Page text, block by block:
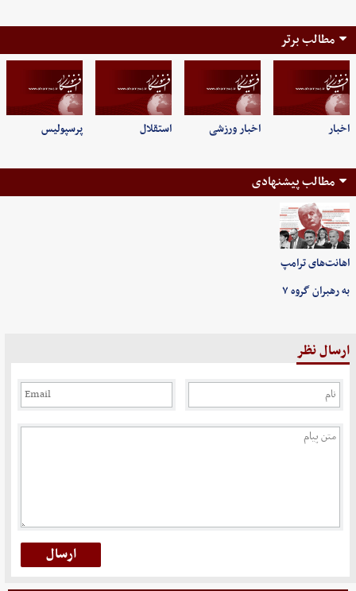
مطالب برتر
اخبار اخبار ورزشی استقلال پرسپولیس
مطالب پیشنهادی
اهانت‌های ترامپ
به رهبران گروه ۷
ارسال نظر